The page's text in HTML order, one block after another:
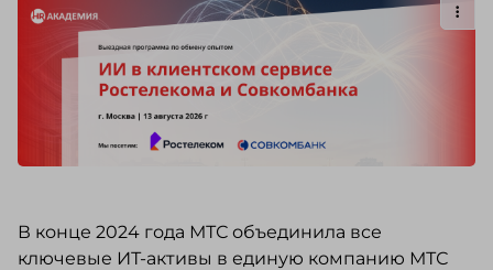
В конце 2024 года МТС объединила все
ключевые ИТ-активы в единую компанию МТС